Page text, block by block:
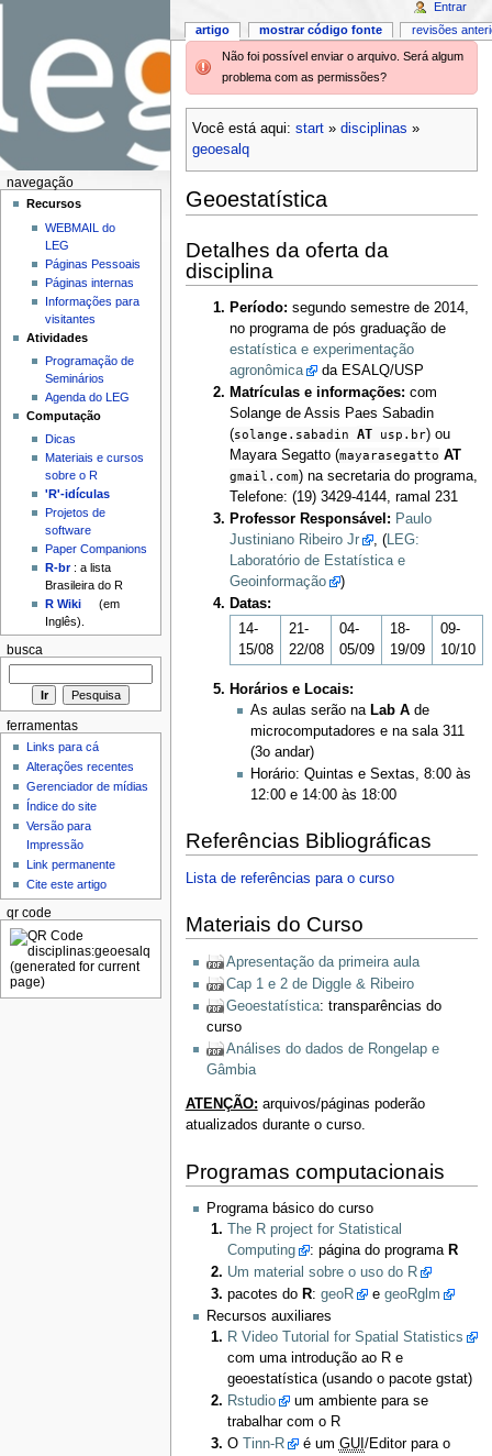
Não foi possível enviar o arquivo. Será algum
problema com as permissões?
Você está aqui: start» disciplinas »
geoesalq
Geoestatística
Detalhes da oferta da
disciplina
Período: segundo semestre de 2014,
no programa de pós graduação de
estatística e experimentação
agronômica
da ESALQ/USP
Matrículas e informações: com
Solange de Assis Paes Sabadin
(solange.sabadinAT usp.br) ou
Mayara Segatto (mayarasegatto AT
gmail.com) na secretaria do programa,
Telefone: (19) 3429-4144, ramal 231
Professor Responsável: Paulo
Justiniano Ribeiro Jr
, (LEG:
Laboratório de Estatística e
Geoinformação
)
Datas:
14-
15/08
21-
22/08
04-
05/09
18-
19/09
09-
10/10
Horários e Locais:
As aulas serão na Lab A de
microcomputadores e na sala 311
(3o andar)
Horário: Quintas e Sextas, 8:00 às
12:00 e 14:00 às 18:00
Referências Bibliográficas
Lista de referências para o curso
Materiais do Curso
Apresentação da primeira aula
Cap 1 e 2 de Diggle & Ribeiro
Geoestatística: transparências do
curso
Análises do dados de Rongelap e
Gâmbia
ATENÇÃO: arquivos/páginas poderão
atualizados durante o curso.
Programas computacionais
Programa básico do curso
The R project for Statistical
Computing
: página do programa R
Um material sobre o uso do R
pacotes do R: geoR e geoRglm
Recursos auxiliares
R Video Tutorial for Spatial Statistics
com uma introdução ao R e
geoestatística (usando o pacote gstat)
Rstudio
um ambiente para se
trabalhar com o R
O
Tinn-R é um GUI /Editor para o
artigo mostrar código fonte revisões
Entrar
navegação
Recursos
WEBMAIL do
LEG
Páginas Pessoais
Páginas internas
Informações para
visitantes
Atividades
Programação de
Seminários
Agenda do LEG
Computação
Dicas
Materiais e cursos
sobre o R
'R'-idículas
Projetos de
software
Paper Companions
R-br: a lista
Brasileira do R
R Wiki
(em
Inglês).
busca
ferramentas
Links para cá
Alterações recentes
Gerenciador de mídias
Índice do site
Versão para
Impressão
Link permanente
Cite este artigo
qr code